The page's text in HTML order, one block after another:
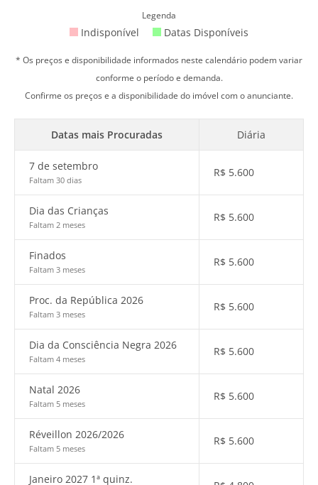
Legenda
Indisponível Datas Disponíveis
* Os preços e disponibilidade informados neste calendário podem variar
conforme o período e demanda.
Confirme os preços e a disponibilidade do imóvel com o anunciante.
Datas mais Procuradas Diária
7 de setembro
Faltam 30 dias
R$ 5.600
Dia das Crianças
Faltam 2 meses
R$ 5.600
Finados
Faltam 3 meses
R$ 5.600
Proc. da República 2026
Faltam 3 meses
R$ 5.600
Dia da Consciência Negra 2026
Faltam 4 meses
R$ 5.600
Natal 2026
Faltam 5 meses
R$ 5.600
Réveillon 2026/2026
Faltam 5 meses
R$ 5.600
Janeiro 2027 1ª quinz.